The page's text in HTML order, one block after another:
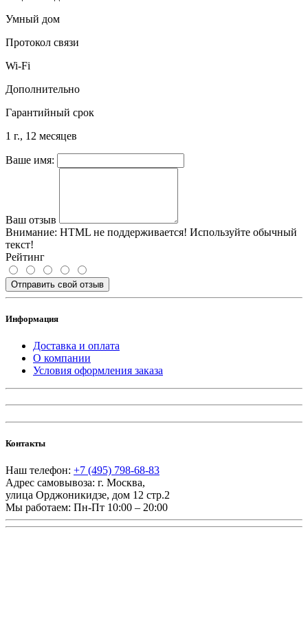
Умный дом
Протокол связи
Wi-Fi
Дополнительно
Гарантийный срок
1 г., 12 месяцев
Ваше имя:
Ваш отзыв
Внимание: HTML не поддерживается! Используйте обычный
текст!
Рейтинг
Отправить свой отзыв
Информация
Доставка и оплата
О компании
Условия оформления заказа
Контакты
Наш телефон: +7 (495) 798-68-83
Адрес самовывоза: г. Москва,
улица Орджоникидзе, дом 12 стр.2
Мы работаем: Пн-Пт 10:00 – 20:00